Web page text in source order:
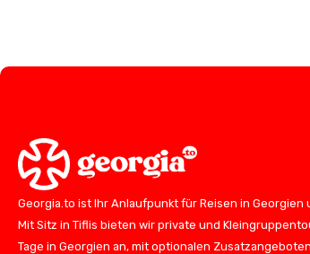
Georgia.to ist Ihr Anlaufpunkt für Reisen in Georgien
Mit Sitz in Tiflis bieten wir private und
Tage in Georgien an, mit optionalen